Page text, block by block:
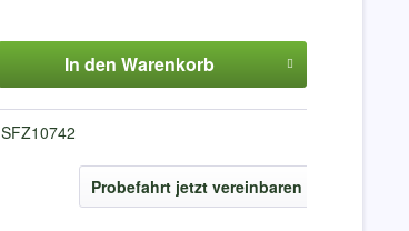
In den Warenkorb
SFZ10742
Probefahrt jetzt vereinbaren